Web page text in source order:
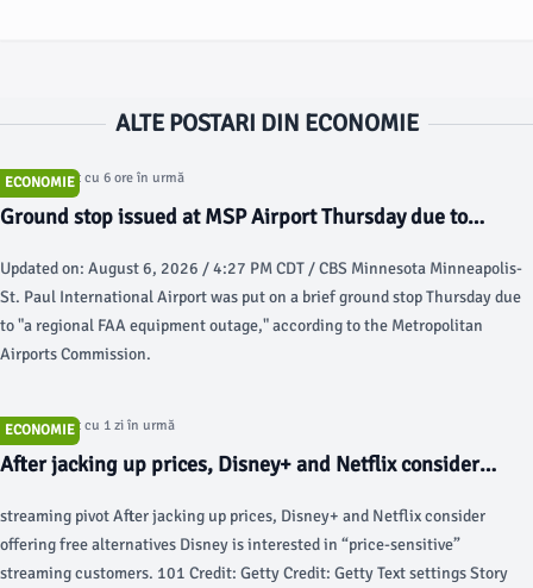
ALTE POSTARI DIN ECONOMIE
ECONOMIE
Articol postat cu 6 ore în urmă
Ground stop issued at MSP Airport Thursday due to
News
Updated on: August 6, 2026 / 4:27 PM CDT / CBS Minnesota Minneapolis-
St. Paul International Airport was put on a brief ground stop Thursday due
to "a regional FAA equipment outage," according to the Metropolitan
Airports Commission.
ECONOMIE
Articol postat cu 1 zi în urmă
After jacking up prices, Disney+ and Netflix consider
streaming pivot After jacking up prices, Disney+ and Netflix consider
offering free alternatives Disney is interested in “price-sensitive”
streaming customers. 101 Credit: Getty Credit: Getty Text settings Story